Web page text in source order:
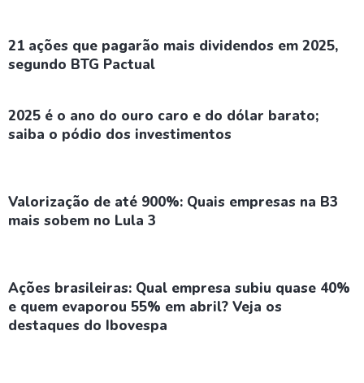
21 ações que pagarão mais dividendos em 2025,
segundo BTG Pactual
2025 é o ano do ouro caro e do dólar barato;
saiba o pódio dos investimentos
Valorização de até 900%: Quais empresas na B3
mais sobem no Lula 3
Ações brasileiras: Qual empresa subiu quase 40%
e quem evaporou 55% em abril? Veja os
destaques do Ibovespa